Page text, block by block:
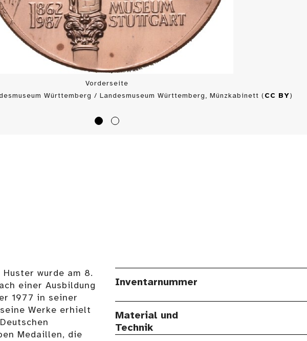
Vorderseite
Württemberg / Landesmuseum Württemberg, Münzkabinett ( CC BY)
wurde am 8.
einer Ausbildung
1977 in seiner
Werke erhielt
Medaillen, die
Inventarnummer
Material und
Technik